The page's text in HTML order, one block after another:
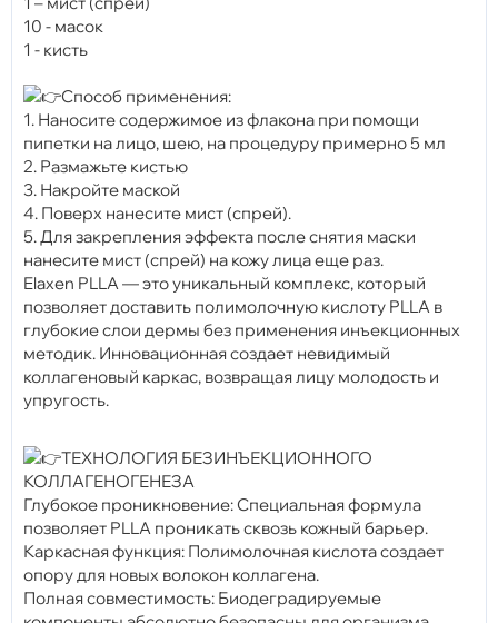
10 - масок
1 - кисть
Способ применения:
1. Наносите содержимое из флакона при помощи
пипетки на лицо, шею, на процедуру примерно 5 мл
2. Размажьте кистью
3. Накройте маской
4. Поверх нанесите мист (спрей).
5. Для закрепления эффекта после снятия маски
нанесите мист (спрей) на кожу лица еще раз.
Elaxen PLLA — это уникальный комплекс, который
позволяет доставить полимолочную кислоту PLLA в
глубокие слои дермы без применения инъекционных
методик. Инновационная создает невидимый
коллагеновый каркас, возвращая лицу молодость и
упругость.
ТЕХНОЛОГИЯ БЕЗИНЪЕКЦИОННОГО
КОЛЛАГЕНОГЕНЕЗА
Глубокое проникновение: Специальная формула
позволяет PLLA проникать сквозь кожный барьер.
Каркасная функция: Полимолочная кислота создает
опору для новых волокон коллагена.
Полная совместимость: Биодеградируемые